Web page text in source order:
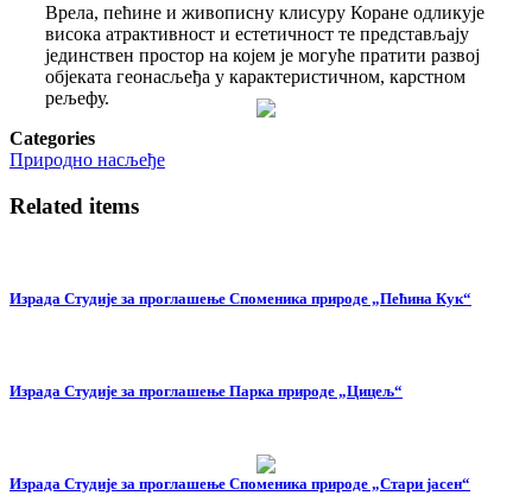
Врела, пећине и живописну клисуру Коране одликује
висока атрактивност и естетичност те представљају
јединствен простор на којем је могуће пратити развој
објеката геонасљеђа у карактеристичном, карстном
рељефу.
Categories
Природно насљеђе
Related items
Израда Студије за проглашење Споменика природе „Пећина Кук“
Израда Студије за проглашење Парка природе „Цицељ“
Израда Студије за проглашење Споменика природе „Стари јасен“